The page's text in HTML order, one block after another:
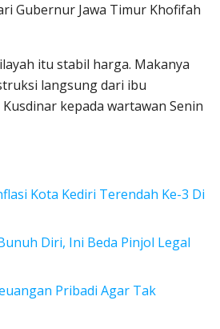
Gubernur Jawa Timur Khofifah
itu stabil harga. Makanya
langsung dari ibu
kepada wartawan Senin
Kota Kediri Terendah Ke-3 Di
Diri, Ini Beda Pinjol Legal
Pribadi Agar Tak